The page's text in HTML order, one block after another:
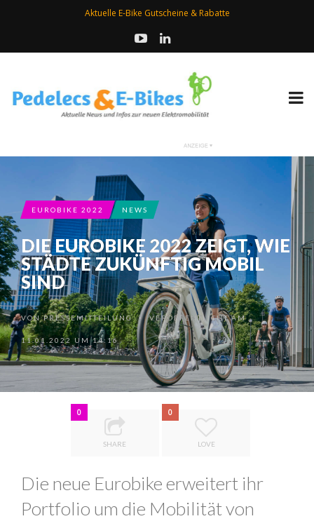
Aktuelle E-Bike Gutscheine & Rabatte
EUROBIKE 2022 NEWS
DIE EUROBIKE 2022 ZEIGT, WIE
STÄDTE ZUKÜNFTIG MOBIL
SIND
VONPRESSEMITTEILUNG •VERÖFFENTLICHT AM
11.01.2022 UM 14:16
0
SHARE
0
LOVE
Die neue Eurobike erweitert ihr
Portfolio um die Mobilität von